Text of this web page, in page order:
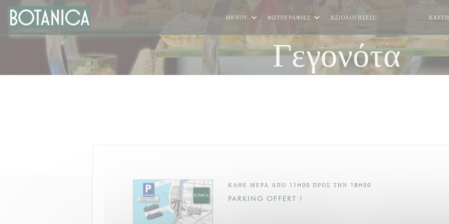
Πίνακας διαχείρισης "Μπισκότων" (Cookies)
ΜΕΝΟΎ ΦΩΤΟΓΡΑΦΊΕΣ ΑΞΙΟΛΟΓΉΣΕΙΣ
Γεγονότα
ΚΆΘΕ ΜΈΡΑ ΑΠΌ 11H00 ΠΡΟΣ ΤΗΝ 18H00
PARKING OFFERT !